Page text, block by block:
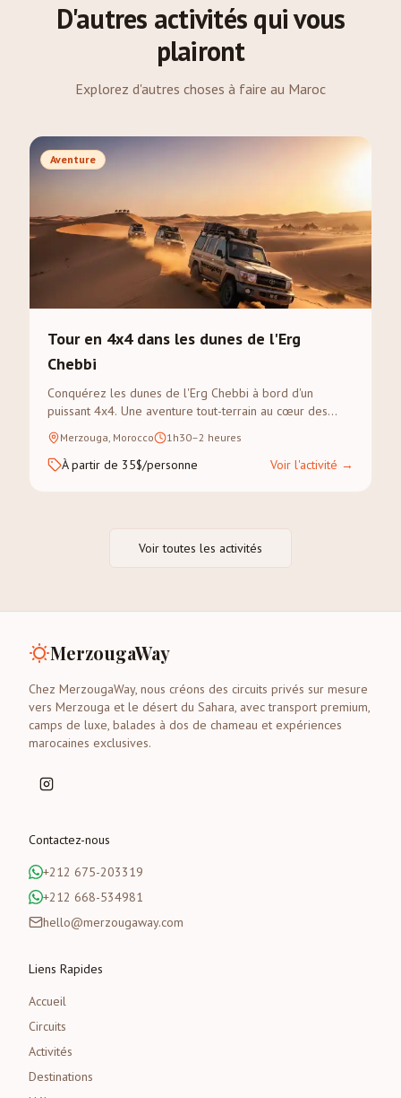
D'autres activités qui vous
plairont
Explorez d'autres choses à faire au Maroc
Aventure
Tour en 4x4 dans les dunes de l'Erg
Chebbi
Conquérez les dunes de l'Erg Chebbi à bord d'un
puissant 4x4. Une aventure tout-terrain au cœur des
paysages les plus dramatiques du Sahara.
Merzouga, Morocco 1h30–2 heures
À partir de 35$/personne Voir l'activité →
Voir toutes les activités
MerzougaWay
Chez MerzougaWay, nous créons des circuits privés sur mesure
vers Merzouga et le désert du Sahara, avec transport premium,
camps de luxe, balades à dos de chameau et expériences
marocaines exclusives.
Contactez-nous
+212 675-203319
+212 668-534981
hello@merzougaway.com
Liens Rapides
Accueil
Circuits
Activités
Destinations